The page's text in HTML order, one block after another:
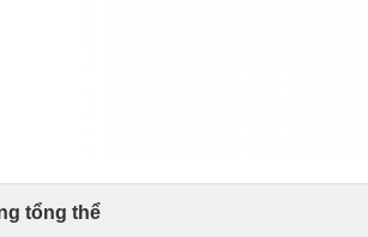
tổng thể